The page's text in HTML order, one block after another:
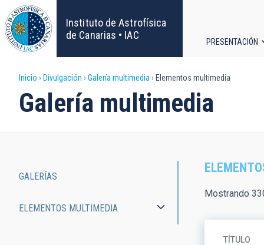
Pasar
al
contenido
principal
Instituto de Astrofísica
de Canarias • IAC
principal
PRESENTACIÓN
Sobrescribir
enlaces
la
Inicio Divulgación Galería multimedia Elementos multimedia
Galería multimedia
Mostrando
TÍTULO
navigation
GALERÍAS
ELEMENTOS MULTIMEDIA